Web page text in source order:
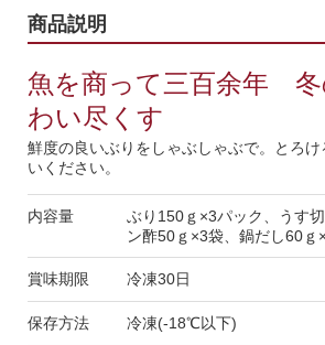
商品説明
魚を商って三百余年 冬
わい尽くす
鮮度の良いぶりをしゃぶしゃぶで。とろ
いください。
内容量
ぶり150ｇ×3パック、うす
ン酢50ｇ×3袋、鍋だし60ｇ
賞味期限 冷凍30日
保存方法 冷凍(-18℃以下)